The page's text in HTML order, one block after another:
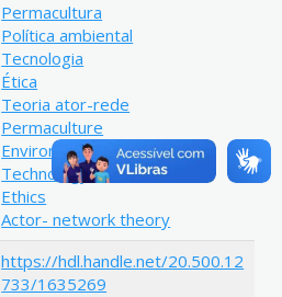
Permacultura
Política ambiental
Tecnologia
Ética
Teoria ator-rede
Permaculture
Environmental policy
Technology
Ethics
Actor- network theory
https://hdl.handle.net/20.500.12
733/1635269